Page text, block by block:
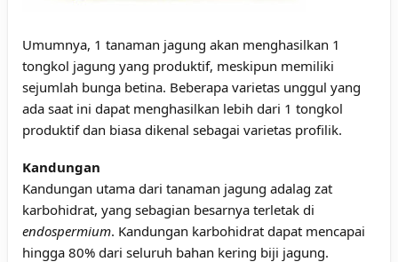
Umumnya, 1 tanaman jagung akan menghasilkan 1
tongkol jagung yang produktif, meskipun memiliki
sejumlah bunga betina. Beberapa varietas unggul yang
ada saat ini dapat menghasilkan lebih dari 1 tongkol
produktif dan biasa dikenal sebagai varietas profilik.
Kandungan
Kandungan utama dari tanaman jagung adalag zat
karbohidrat, yang sebagian besarnya terletak di
endospermium. Kandungan karbohidrat dapat mencapai
hingga 80% dari seluruh bahan kering biji jagung.